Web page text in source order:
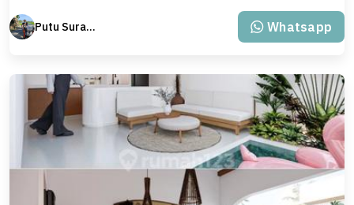
Putu Suratama (wayanjaka) Whatsapp